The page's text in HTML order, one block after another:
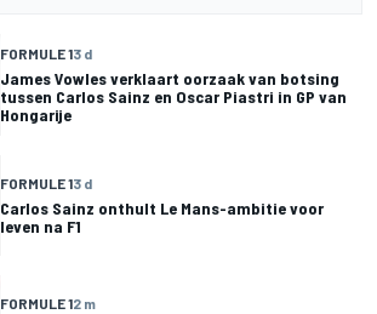
FORMULE 13 d
James Vowles verklaart oorzaak van botsing
tussen Carlos Sainz en Oscar Piastri in GP van
Hongarije
FORMULE 13 d
Carlos Sainz onthult Le Mans-ambitie voor
leven na F1
FORMULE 12 m